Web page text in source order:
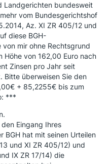
Landgerichten bundesweit
vom Bundesgerichtshof
Az. XI ZR 405/12 und
diese BGH-
mir ohne Rechtsgrund
von 162,00 Euro nach
Zinsen pro Jahr seit
Bitte überweisen Sie den
+ 85,2255€ bis zum
***
Eingang Ihres
BGH hat mit seinen Urteilen
und XI ZR 405/12) und
IX ZR 17/14) die